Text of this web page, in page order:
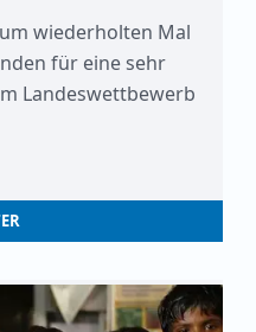
wiederholten Mal
für eine sehr
Landeswettbewerb